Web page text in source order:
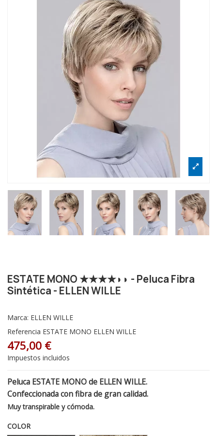
ESTATE MONO ★★★★◗◗ - Peluca Fibra
Sintética - ELLEN WILLE
Marca: ELLEN WILLE
Referencia ESTATE MONO ELLEN WILLE
475,00 €
Impuestos incluidos
Peluca ESTATE MONO de ELLEN WILLE.
Confeccionada con fibra de gran calidad.
Muy transpirable y cómoda.
COLOR